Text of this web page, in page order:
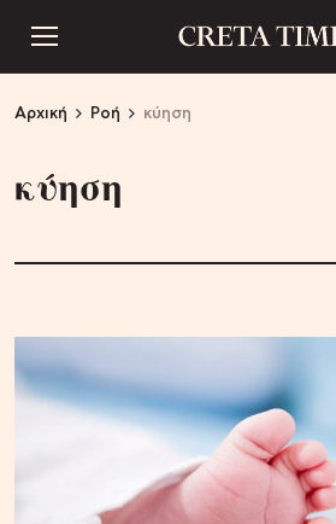
Αρχική Ροή κύηση
κύηση